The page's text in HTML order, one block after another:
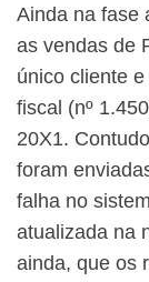
Ainda na fase
as vendas de
único cliente
fiscal (nº
20X1.
foram
falha no
atualizada na
ainda, que os